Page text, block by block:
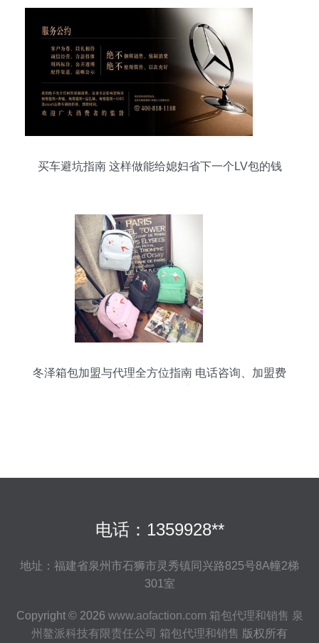
买车避坑指南 这样做能给媳妇省下一个LV包的钱
冬泽箱包加盟与代理全方位指南 电话咨询、加盟费
电话：1359928**
地址：福建省泉州市石狮市灵秀镇同兴路825号8A幢2梯
301室
Copyright © 2026 www.aofaction.com 箱包代理和销售 泉
州鳌派科技有限责任公司 箱包代理和销售 版权所有